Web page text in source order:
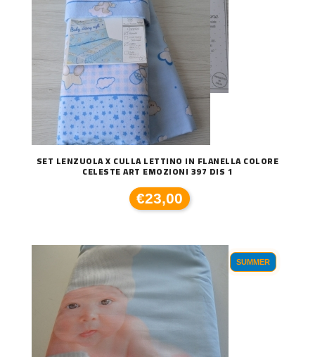
SET LENZUOLA X CULLA LETTINO IN FLANELLA COLORE
CELESTE ART EMOZIONI 397 DIS 1
€23,00
SUMMER